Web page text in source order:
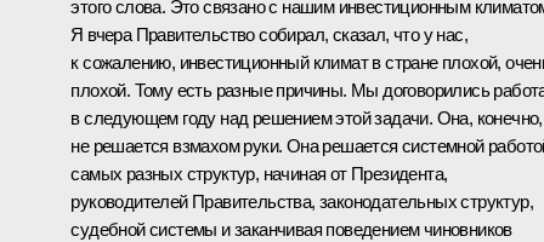
этого слова. Это связано с нашим инвестиционным
Я вчера Правительство собирал, сказал, что у нас,
к сожалению, инвестиционный климат в стране плохой,
плохой. Тому есть разные причины. Мы договорились
в следующем году над решением этой задачи. Она, конечно,
не решается взмахом руки. Она решается системной
самых разных структур, начиная от Президента,
руководителей Правительства, законодательных структур,
судебной системы и заканчивая поведением чиновников